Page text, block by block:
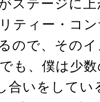
ステージに
ティー・コ
ので、その
も、僕は少
合いをしてい